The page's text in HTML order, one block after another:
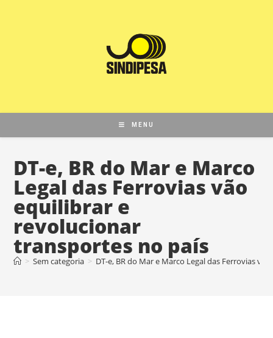
MENU
DT-e, BR do Mar e Marco
Legal das Ferrovias vão
equilibrar e
revolucionar
transportes no país
> Sem categoria > DT-e, BR do Mar e Marco Legal das Ferrovias